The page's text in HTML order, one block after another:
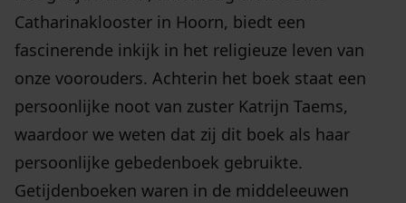
Catharinaklooster in Hoorn, biedt een
fascinerende inkijk in het religieuze leven van
onze voorouders. Achterin het boek staat een
persoonlijke noot van zuster Katrijn Taems,
waardoor we weten dat zij dit boek als haar
persoonlijke gebedenboek gebruikte.
Getijdenboeken waren in de middeleeuwen